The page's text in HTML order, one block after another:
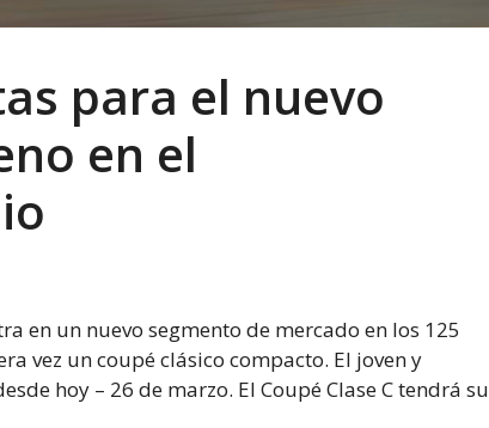
para el nuevo
en el
en un nuevo segmento de mercado en los 125
vez un coupé clásico compacto. El joven y
hoy – 26 de marzo. El Coupé Clase C tendrá su